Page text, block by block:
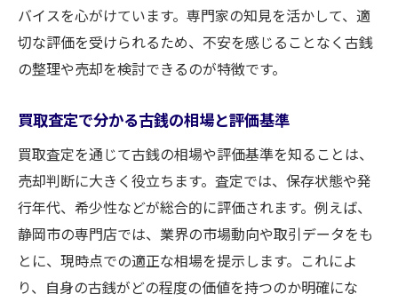
バイスを心がけています。専門家の知見を活かして、適
切な評価を受けられるため、不安を感じることなく古銭
の整理や売却を検討できるのが特徴です。
買取査定で分かる古銭の相場と評価基準
買取査定を通じて古銭の相場や評価基準を知ることは、
売却判断に大きく役立ちます。査定では、保存状態や発
行年代、希少性などが総合的に評価されます。例えば、
静岡市の専門店では、業界の市場動向や取引データをも
とに、現時点での適正な相場を提示します。これによ
り、自身の古銭がどの程度の価値を持つのか明確にな